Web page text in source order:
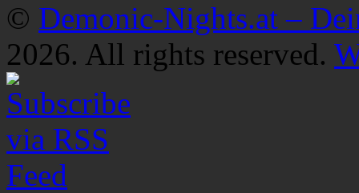
© Demonic-Nights.at –
2026. All rights reserved.